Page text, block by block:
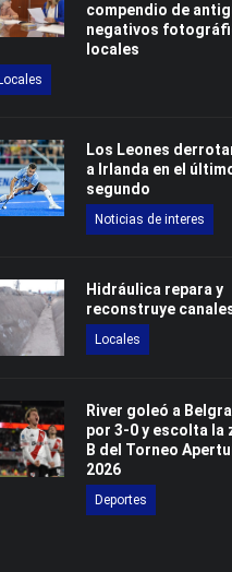
compendio de
negativos
locales
Locales
Los Leones
a Irlanda en el
segundo
Noticias de interes
Hidráulica repara y
reconstruye
Locales
River goleó a
por 3-0 y escolta la
B del Torneo
2026
Deportes